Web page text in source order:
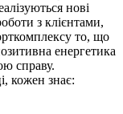
нові
з клієнтами,
то, що
енергетика
справу.
кожен знає: